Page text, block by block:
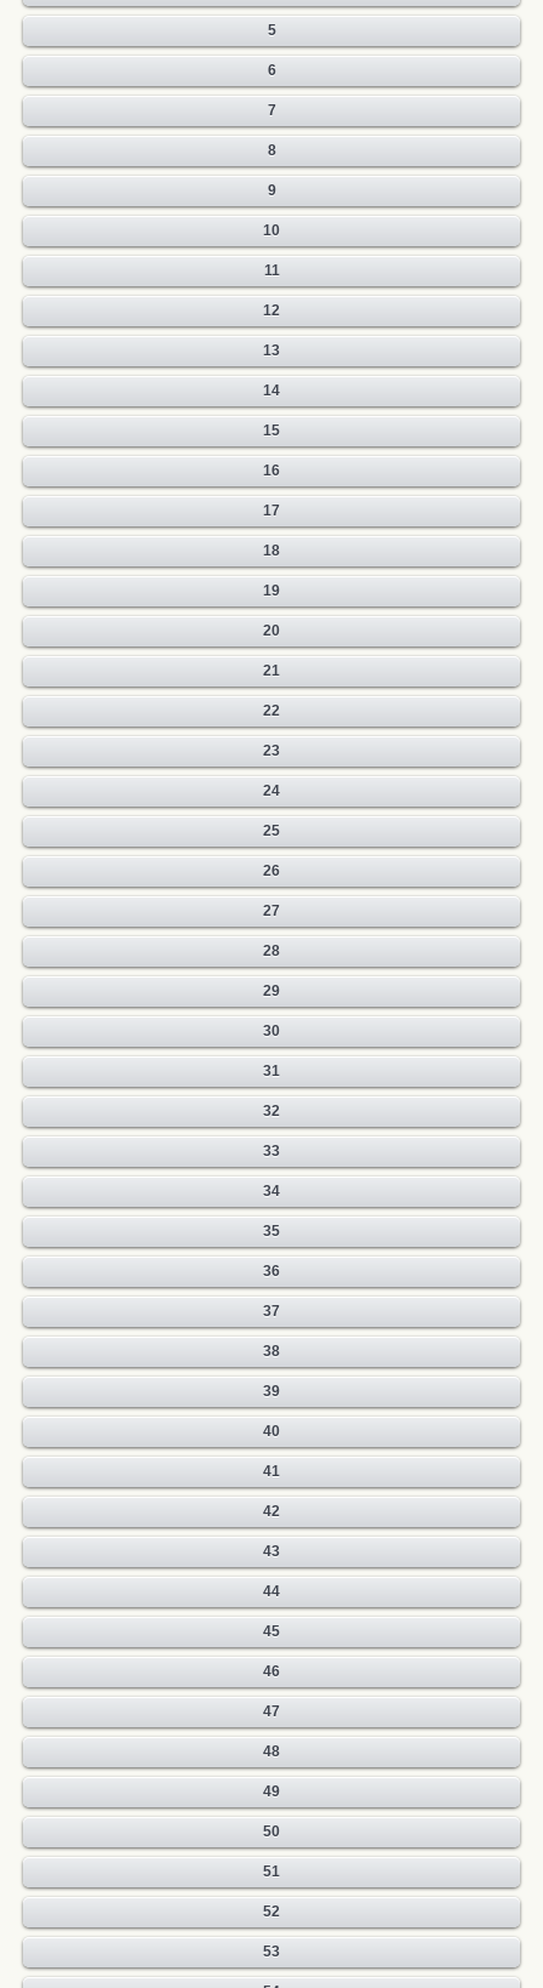
5
6
7
8
9
10
11
12
13
14
15
16
17
18
19
20
21
22
23
24
25
26
27
28
29
30
31
32
33
34
35
36
37
38
39
40
41
42
43
44
45
46
47
48
49
50
51
52
53